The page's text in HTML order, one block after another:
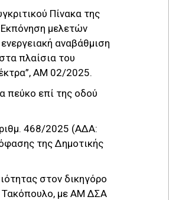
Πίνακα της
μελετών
αναβάθμιση
πλαίσια του
ΑΜ 02/2025.
πεύκο επί της οδού
468/2025 (ΑΔΑ:
της Δημοτικής
στον δικηγόρο
με ΑΜ ΔΣΑ